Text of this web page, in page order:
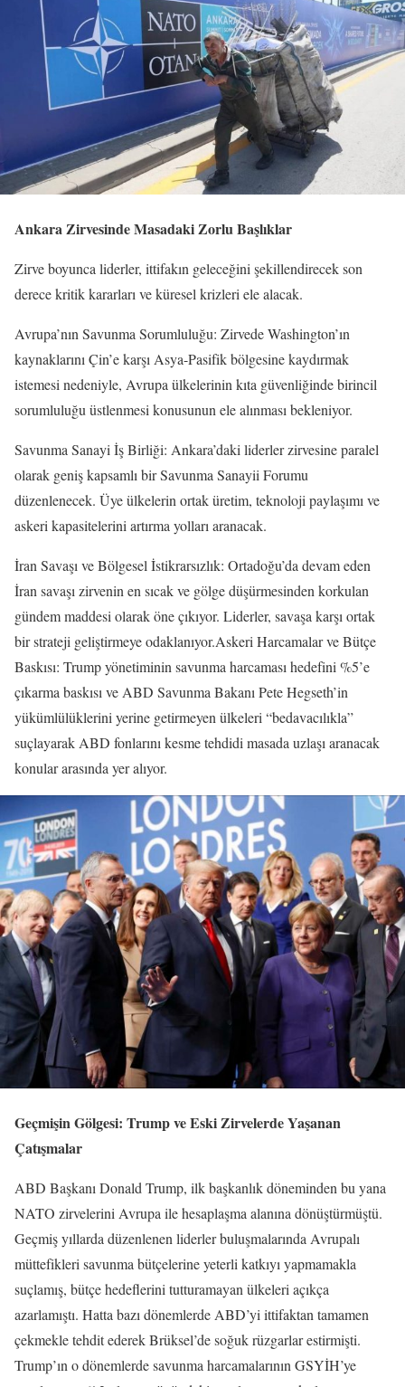
Ankara Zirvesinde Masadaki Zorlu Başlıklar
Zirve boyunca liderler, ittifakın geleceğini şekillendirecek son
derece kritik kararları ve küresel krizleri ele alacak.
Avrupa’nın Savunma Sorumluluğu: Zirvede Washington’ın
kaynaklarını Çin’e karşı Asya-Pasifik bölgesine kaydırmak
istemesi nedeniyle, Avrupa ülkelerinin kıta güvenliğinde birincil
sorumluluğu üstlenmesi konusunun ele alınması bekleniyor.
Savunma Sanayi İş Birliği: Ankara’daki liderler zirvesine paralel
olarak geniş kapsamlı bir Savunma Sanayii Forumu
düzenlenecek. Üye ülkelerin ortak üretim, teknoloji paylaşımı ve
askeri kapasitelerini artırma yolları aranacak.
İran Savaşı ve Bölgesel İstikrarsızlık: Ortadoğu’da devam eden
İran savaşı zirvenin en sıcak ve gölge düşürmesinden korkulan
gündem maddesi olarak öne çıkıyor. Liderler, savaşa karşı ortak
bir strateji geliştirmeye odaklanıyor.Askeri Harcamalar ve Bütçe
Baskısı: Trump yönetiminin savunma harcaması hedefini %5’e
çıkarma baskısı ve ABD Savunma Bakanı Pete Hegseth’in
yükümlülüklerini yerine getirmeyen ülkeleri “bedavacılıkla”
suçlayarak ABD fonlarını kesme tehdidi masada uzlaşı aranacak
konular arasında yer alıyor.
Geçmişin Gölgesi: Trump ve Eski Zirvelerde Yaşanan
Çatışmalar
ABD Başkanı Donald Trump, ilk başkanlık döneminden bu yana
NATO zirvelerini Avrupa ile hesaplaşma alanına dönüştürmüştü.
Geçmiş yıllarda düzenlenen liderler buluşmalarında Avrupalı
müttefikleri savunma bütçelerine yeterli katkıyı yapmamakla
suçlamış, bütçe hedeflerini tutturamayan ülkeleri açıkça
azarlamıştı. Hatta bazı dönemlerde ABD’yi ittifaktan tamamen
çekmekle tehdit ederek Brüksel’de soğuk rüzgarlar estirmişti.
Trump’ın o dönemlerde savunma harcamalarının GSYİH’ye